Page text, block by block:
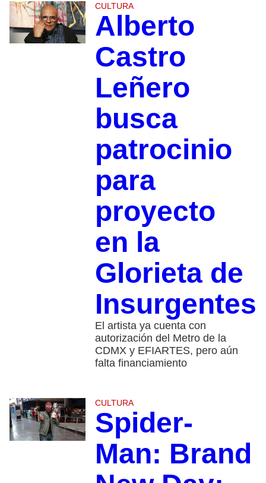
CULTURA
Alberto
Castro
Leñero
busca
patrocinio
para
proyecto
en la
Glorieta de
Insurgentes
El artista ya cuenta con
autorización del Metro de la
CDMX y EFIARTES, pero aún
falta financiamiento
CULTURA
Spider-
Man: Brand